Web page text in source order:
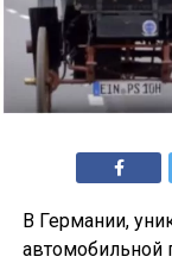
В Германии,
автомобильной